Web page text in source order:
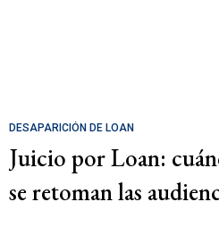
DESAPARICIÓN DE LOAN
Juicio por Loan:
se retoman las